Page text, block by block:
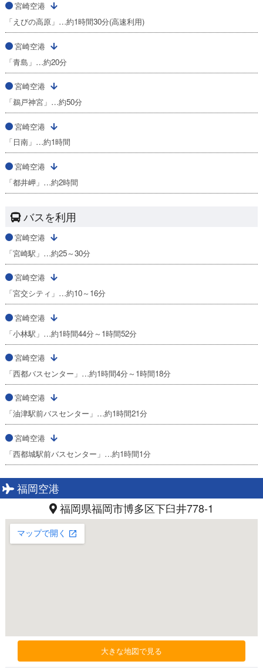
宮崎空港
「えびの高原」…約1時間30分(高速利用)
宮崎空港
「青島」…約20分
宮崎空港
「鵜戸神宮」…約50分
宮崎空港
「日南」…約1時間
宮崎空港
「都井岬」…約2時間
バスを利用
宮崎空港
「宮崎駅」…約25～30分
宮崎空港
「宮交シティ」…約10～16分
宮崎空港
「小林駅」…約1時間44分～1時間52分
宮崎空港
「西都バスセンター」…約1時間4分～1時間18分
宮崎空港
「油津駅前バスセンター」…約1時間21分
宮崎空港
「西都城駅前バスセンター」…約1時間1分
福岡空港
福岡県福岡市博多区下臼井778-1
大きな地図で見る